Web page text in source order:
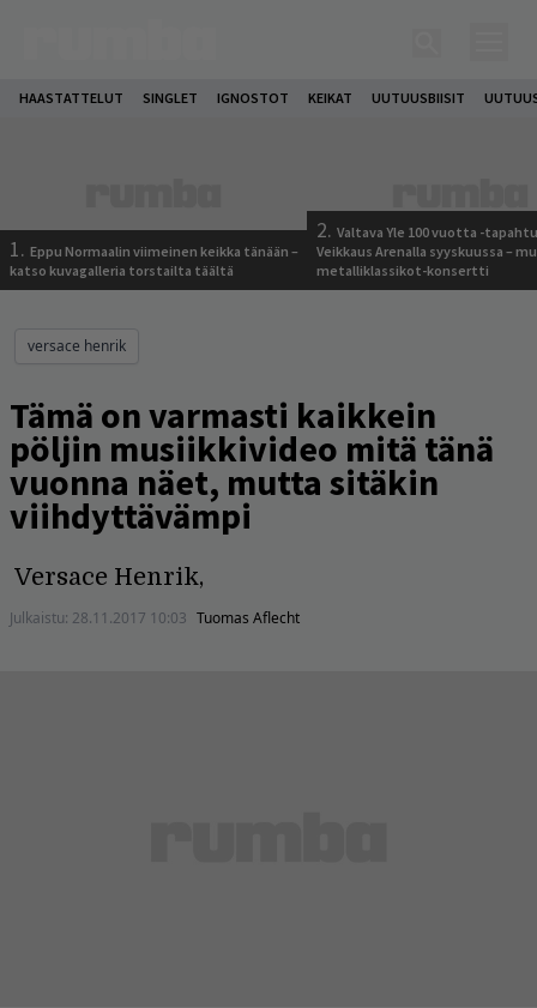
HAASTATTELUT SINGLET IGNOSTOT KEIKAT UUTUUSBIISIT
1. Eppu Normaalin viimeinen keikka tänään –
katso kuvagalleria torstailta täältä
2. Valtava Yle 100 vuotta -
Veikkaus Arenalla syyskuussa –
metalliklassikot-konsertti
versace henrik
Tämä on varmasti kaikkein
pöljin musiikkivideo mitä tänä
vuonna näet, mutta sitäkin
viihdyttävämpi
Versace Henrik,
Julkaistu: 28.11.2017 10:03 Tuomas Aflecht